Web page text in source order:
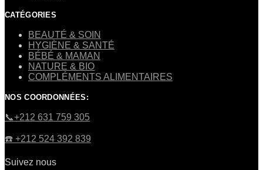
CATÉGORIES
BEAUTÉ & SOIN
HYGIÈNE & SANTÉ
BÉBÉ & MAMAN
NATURE & BIO
COMPLÉMENTS ALIMENTAIRES
NOS COORDONNÉES:
​📞+212 631 759 305
☎️​ +212 524 392 839
Suivez nous